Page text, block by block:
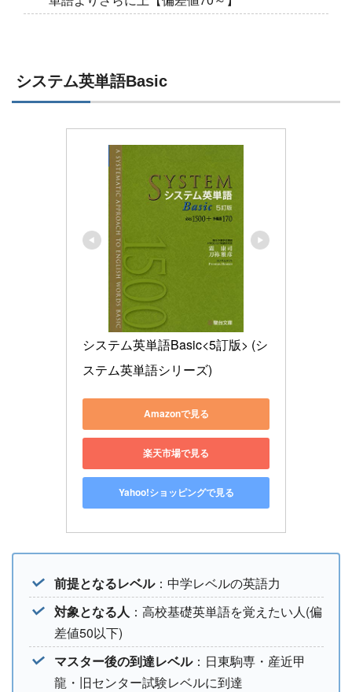
システム英単語Basic
システム英単語Basic<5訂版> (シ
ステム英単語シリーズ)
Amazonで見る
楽天市場で見る
Yahoo!ショッピングで見る
前提となるレベル：中学レベルの英語力
対象となる人 ：高校基礎英単語を覚えたい人(偏
差値50以下)
マスター後の到達レベル：日東駒専・産近甲
龍・旧センター試験レベルに到達